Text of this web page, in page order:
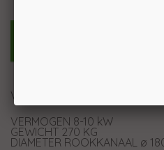
VRIJSTAANDE 360°
VERMOGEN 8-10 kW
GEWICHT 270 KG
DIAMETER ROOKKANAAL ø